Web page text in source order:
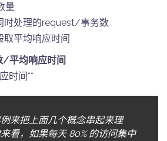
量
时处理的request/事务数
取平均响应时间
/平均响应时间
时间**
来把上面几个概念串起来理
看，如果每天 80% 的访问集中